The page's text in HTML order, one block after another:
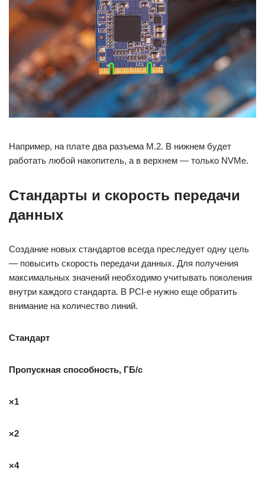
Например, на плате два разъема M.2. В нижнем будет
работать любой накопитель, а в верхнем — только NVMe.
Стандарты и скорость передачи
данных
Создание новых стандартов всегда преследует одну цель
— повысить скорость передачи данных. Для получения
максимальных значений необходимо учитывать поколения
внутри каждого стандарта. В PCI-e нужно еще обратить
внимание на количество линий.
Стандарт
Пропускная способность, ГБ/с
×1
×2
×4